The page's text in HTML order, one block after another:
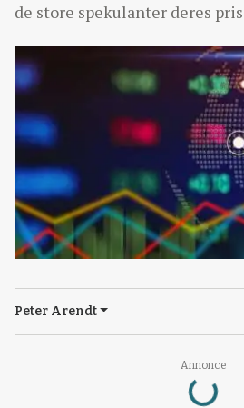
Annonce
Loading...
de store spekulanter deres
Peter Arendt